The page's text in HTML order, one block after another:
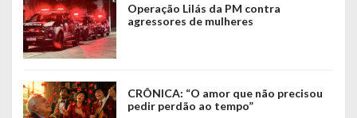
Operação Lilás da PM contra
agressores de mulheres
CRÔNICA: “O amor que não precisou
pedir perdão ao tempo”